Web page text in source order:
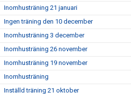
Inomhusträning 21 januari
Ingen träning den 10 december
Inomhusträning 3 december
Inomhusträning 26 november
Inomhusträning 19 november
Inomhusträning
Inställd träning 21 oktober